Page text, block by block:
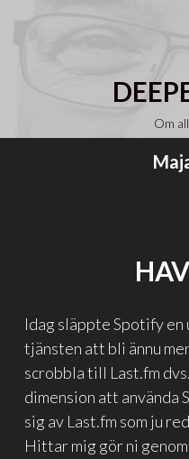
Om
Idag släppte Spotify
tjänsten att bli ännu
scrobbla till Last.fm
dimension att använda
sig av Last.fm som ju
Hittar mig gör ni genom